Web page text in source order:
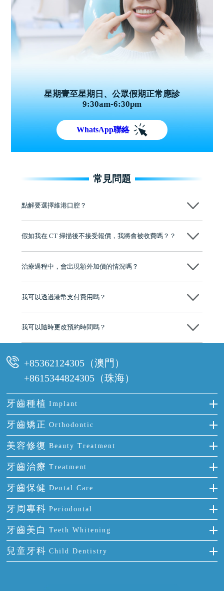
星期壹至星期日、公眾假期正常應診
9:30am-6:30pm
WhatsApp聯絡
常見問題
點解要選擇維港口腔？
牌」、「2025香港企業領袖品牌」，是諾貝爾種植系統全球放心植牙中
至今已服務超過三十個國家和地區的顧客，受到粵港澳大灣區及周邊城
有咨詢及服務保障中心，有任何問題都可以隨時預約免費咨詢，讓人十
假如我在 CT 掃描後不接受報價，我將會被收費嗎？？
治療過程中，會出現額外加價的情況嗎？
我可以透過港幣支付費用嗎？
可以。維港口腔會按照當日匯率轉算收取費用，而匯率會及時告知客人
我可以隨時更改預約時間嗎？
+85362124305（澳門）
+8615344824305（珠海）
牙齒種植 Implant
種牙
單顆牙缺失
門牙缺失
多顆牙缺失
半口缺失
全口缺失
牙齒矯正 Orthodontic
隱形箍牙
前牙反頜
牙齒擁擠
牙齒前突
牙齒稀疏
美容修復 Beauty Treatment
全瓷牙
烤瓷牙
氟斑牙
四環素牙
活動假牙
牙貼面
牙齒治療 Treatment
補牙
智齒
根管治療
拔牙
牙痛
牙齒保健 Dental Care
正確刷牙
全國愛牙日
預防牙病
牙科通識
牙周專科 Periodontal
牙周炎
牙齦出血
牙齦炎
牙齒美白 Teeth Whitening
冷光美白
兒童牙科 Child Dentistry